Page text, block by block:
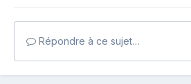
Répondre à ce sujet…